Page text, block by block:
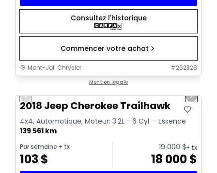
Consultez l'historique
Commencer votre achat
Mont-Joli Chrysler #26232B
Mention légale
Previous slide Next
2018 Jeep Cherokee Trailhawk
4x4, Automatique, Moteur: 3.2L - 6 Cyl. - Essence
139 561 km
Par semaine + tx
103$
19 000$+ tx
18 000$